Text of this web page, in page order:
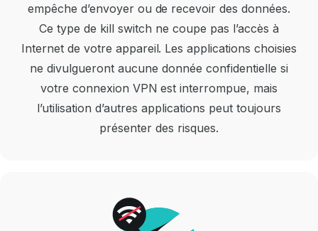
empêche d’envoyer ou de recevoir des données.
Ce type de kill switch ne coupe pas l’accès à
Internet de votre appareil. Les applications choisies
ne divulgueront aucune donnée confidentielle si
votre connexion VPN est interrompue, mais
l’utilisation d’autres applications peut toujours
présenter des risques.